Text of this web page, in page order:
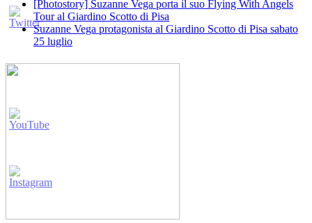
[Photostory] Suzanne Vega porta il suo Flying With Angels
Tour al Giardino Scotto di Pisa
Suzanne Vega protagonista al Giardino Scotto di Pisa sabato
25 luglio